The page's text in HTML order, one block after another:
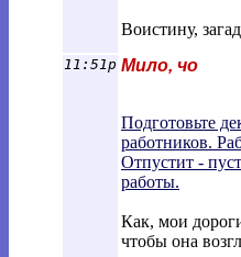
Воистину,
11:51p Мило, чо
Подготовьте
работников.
Отпустит -
работы.
Как, мои
чтобы она